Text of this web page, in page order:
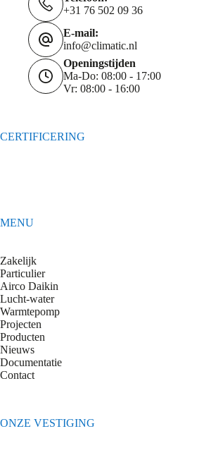
+31 76 502 09 36
E-mail:
info@climatic.nl
Openingstijden
Ma-Do: 08:00 - 17:00
Vr: 08:00 - 16:00
CERTIFICERING
MENU
Zakelijk
Particulier
Airco Daikin
Lucht-water
Warmtepomp
Projecten
Producten
Nieuws
Documentatie
Contact
ONZE VESTIGING